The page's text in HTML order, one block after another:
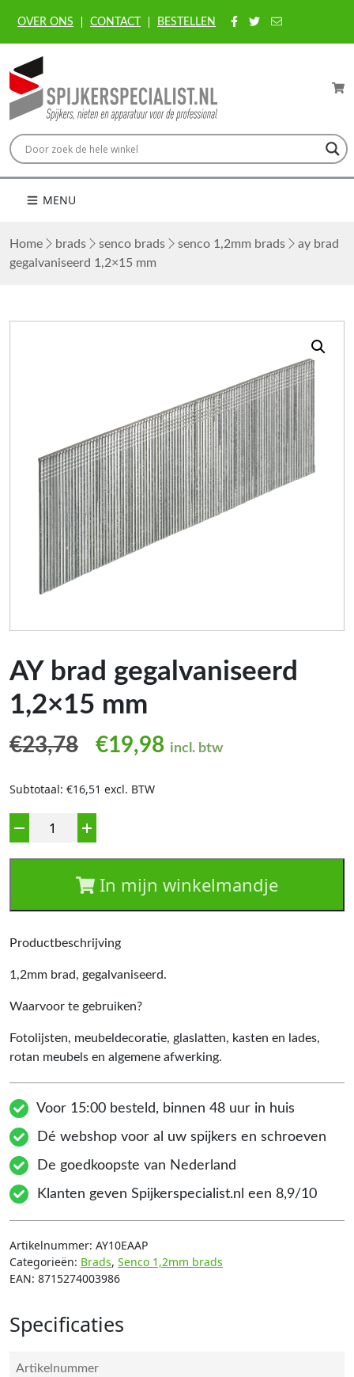
OVER ONS CONTACT BESTELLEN
MENU
Home brads senco brads senco 1,2mm brads
ay brad
gegalvaniseerd 1,2×15 mm
AY brad gegalvaniseerd
1,2×15 mm
€23,78 Oorspronkelijke prijs was:
€19,98 Huidige prijs is:
incl. btw
Subtotaal: €16,51 excl. BTW
In mijn winkelmandje
Productbeschrijving
1,2mm brad, gegalvaniseerd.
Waarvoor te gebruiken?
Fotolijsten, meubeldecoratie, glaslatten, kasten en lades,
rotan meubels en algemene afwerking.
Voor 15:00 besteld, binnen 48 uur in huis
Dé webshop voor al uw spijkers en schroeven
De goedkoopste van Nederland
Klanten geven Spijkerspecialist.nl een 8,9/10
Artikelnummer: AY10EAAP
Categorieën: Brads, Senco 1,2mm brads
EAN: 8715274003986
Specificaties
Artikelnummer